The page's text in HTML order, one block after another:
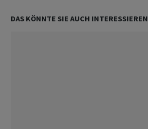
DAS KÖNNTE SIE AUCH INTERESSIEREN